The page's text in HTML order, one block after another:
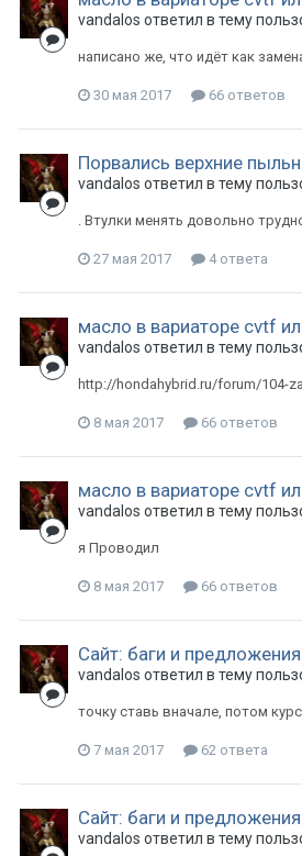
vandalos ответил в тему
написано же, что идёт как
30 мая 2017 66 ответов
Порвались верхние
vandalos ответил в тему
. Втулки менять довольно
27 мая 2017 4 ответа
масло в вариаторе cvtf
vandalos ответил в тему
http://hondahybrid.ru/forum/104-
8 мая 2017 66 ответов
масло в вариаторе cvtf
vandalos ответил в тему
я Проводил
8 мая 2017 66 ответов
Сайт: баги и
vandalos ответил в тему
точку ставь вначале, потом
7 мая 2017 62 ответа
Сайт: баги и
vandalos ответил в тему